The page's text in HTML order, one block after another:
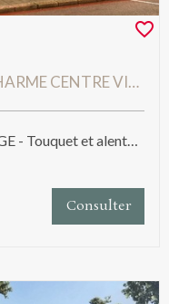
TOUQUETTOISE RENOVEE CHARME CENTRE VILLE VUE MER AU CALME
Consulter